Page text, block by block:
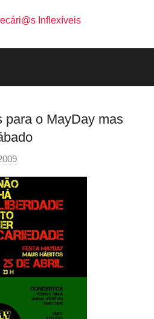
para o MayDay mas
o
r
p
e
a
o